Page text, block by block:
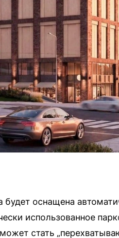
оснащена
использованное
стать